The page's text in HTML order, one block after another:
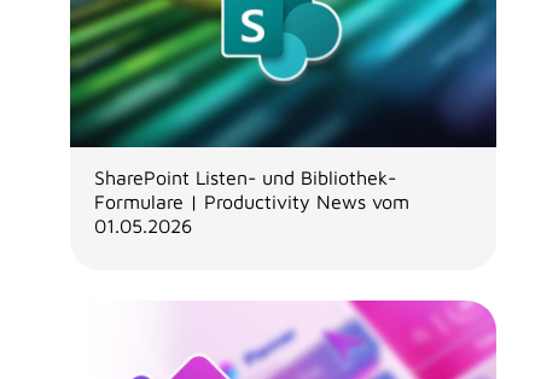
SharePoint Listen- und Bibliothek-
Formulare | Productivity News vom
01.05.2026